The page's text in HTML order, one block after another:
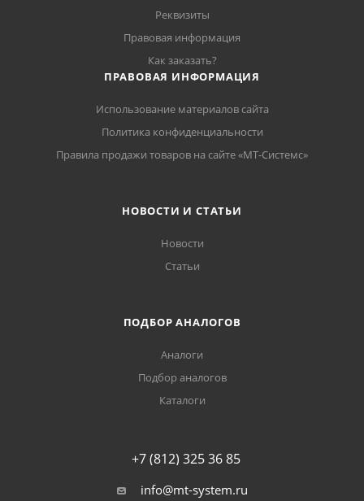
Реквизиты
Правовая информация
Как заказать?
ПРАВОВАЯ ИНФОРМАЦИЯ
Использование материалов сайта
Политика конфиденциальности
Правила продажи товаров на сайте «МТ-Системс»
НОВОСТИ И СТАТЬИ
Новости
Статьи
ПОДБОР АНАЛОГОВ
Аналоги
Подбор аналогов
Каталоги
+7 (812) 325 36 85
info@mt-system.ru